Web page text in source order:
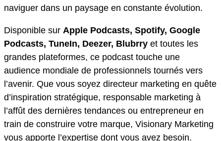
naviguer dans un paysage en constante évolution.
Disponible sur Apple Podcasts, Spotify, Google
Podcasts, TuneIn, Deezer, Blubrry et toutes les
grandes plateformes, ce podcast touche une
audience mondiale de professionnels tournés vers
l’avenir. Que vous soyez directeur marketing en quête
d’inspiration stratégique, responsable marketing à
l’affût des dernières tendances ou entrepreneur en
train de construire votre marque, Visionary Marketing
vous apporte l’expertise dont vous avez besoin.